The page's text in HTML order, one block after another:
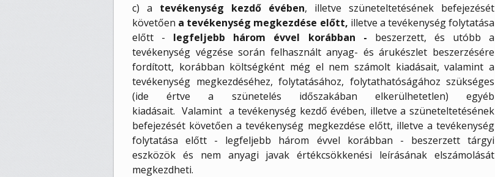
c) a tevékenység kezdő évében, illetve szüneteltetésének befejezését
követően a tevékenység megkezdése előtt, illetve a tevékenység folytatása
előtt - legfeljebb három évvel korábban - beszerzett, és utóbb a
tevékenység végzése során felhasznált anyag- és árukészlet beszerzésére
fordított, korábban költségként még el nem számolt kiadásait, valamint a
tevékenység megkezdéséhez, folytatásához, folytathatóságához szükséges
(ide értve a szünetelés időszakában elkerülhetetlen) egyéb
kiadásait. Valamint a tevékenység kezdő évében, illetve a szüneteltetésének
befejezését követően a tevékenység megkezdése előtt, illetve a tevékenység
folytatása előtt - legfeljebb három évvel korábban - beszerzett tárgyi
eszközök és nem anyagi javak értékcsökkenési leírásának elszámolását
megkezdheti.